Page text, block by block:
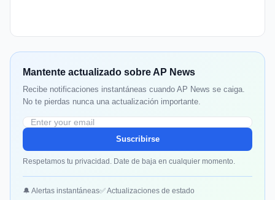
Mantente actualizado sobre AP News
Recibe notificaciones instantáneas cuando AP News se caiga.
No te pierdas nunca una actualización importante.
Suscribirse
Respetamos tu privacidad. Date de baja en cualquier momento.
🔔 Alertas instantáneas✅ Actualizaciones de estado